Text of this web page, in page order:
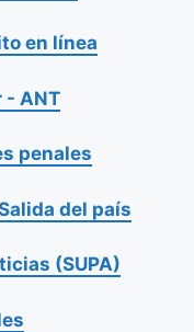
en línea
- ANT
penales
del país
(SUPA)